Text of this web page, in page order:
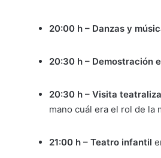
20:00 h – Danzas y
20:30 h – Demostración
20:30 h – Visita
mano cuál era el rol de la
21:00 h – Teatro infantil